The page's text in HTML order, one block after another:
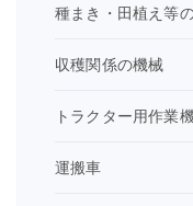
種まき・田植え等
収穫関係の機械
トラクター用作業
運搬車